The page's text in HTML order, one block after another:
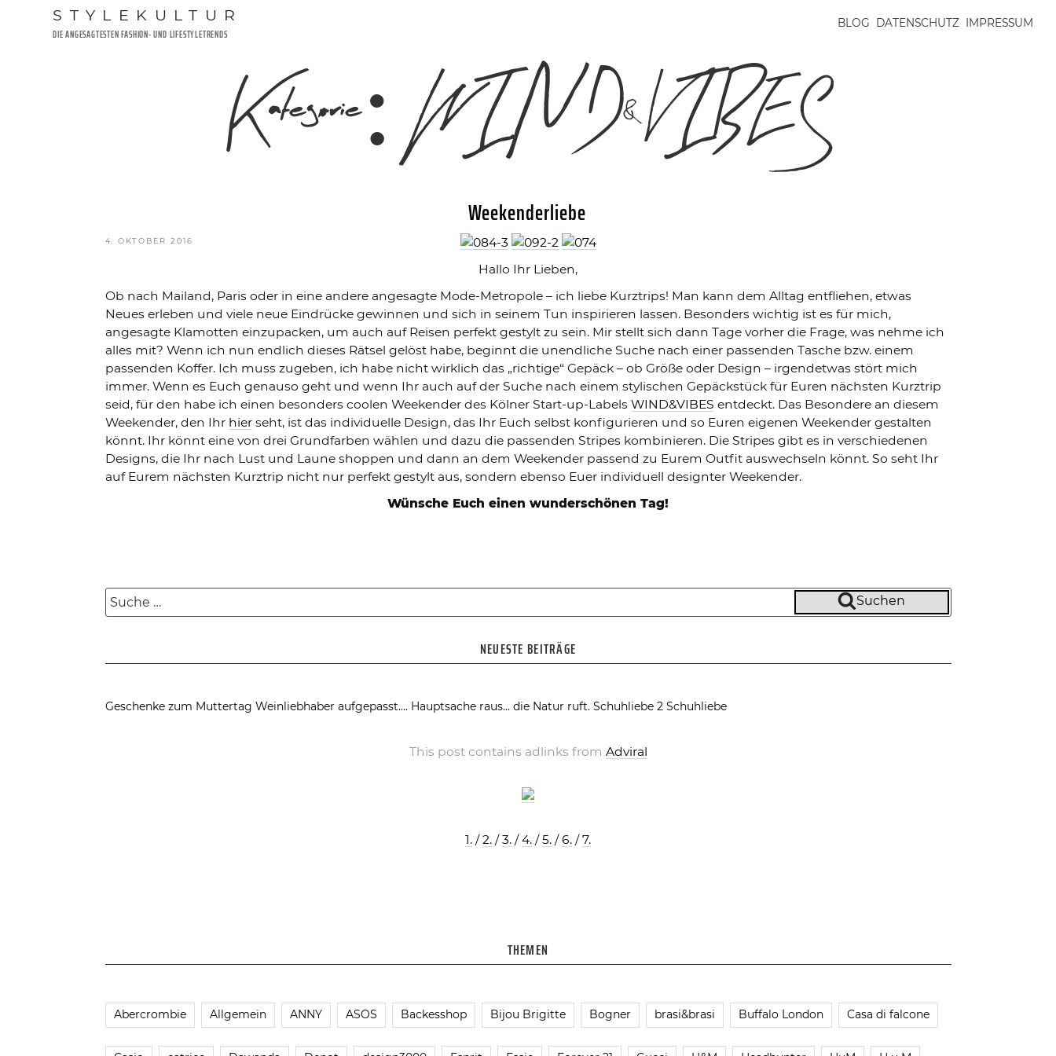
STYLEKULTUR
DIE ANGESAGTESTEN FASHION- UND LIFESTYLETRENDS
BLOG DATENSCHUTZ IMPRESSUM
Kategorie: WIND&VIBES
VERÖFFENTLICHT
4. OKTOBER 2016
Weekenderliebe
Hallo Ihr Lieben,
Ob nach Mailand, Paris oder in eine andere angesagte Mode-Metropole – ich liebe Kurztrips! Man kann dem Alltag entfliehen, etwas
Neues erleben und viele neue Eindrücke gewinnen und sich in seinem Tun inspirieren lassen. Besonders wichtig ist es für mich,
angesagte Klamotten einzupacken, um auch auf Reisen perfekt gestylt zu sein. Mir stellt sich dann Tage vorher die Frage, was nehme ich
alles mit? Wenn ich nun endlich dieses Rätsel gelöst habe, beginnt die unendliche Suche nach einer passenden Tasche bzw. einem
passenden Koffer. Ich muss zugeben, ich habe nicht wirklich das „richtige“ Gepäck – ob Größe oder Design – irgendetwas stört mich
immer. Wenn es Euch genauso geht und wenn Ihr auch auf der Suche nach einem stylischen Gepäckstück für Euren nächsten Kurztrip
seid, für den habe ich einen besonders coolen Weekender des Kölner Start-up-Labels WIND&VIBES entdeckt. Das Besondere an diesem
Weekender, den Ihr hierseht, ist das individuelle Design, das Ihr Euch selbst konfigurieren und so Euren eigenen Weekender gestalten
könnt. Ihr könnt eine von drei Grundfarben wählen und dazu die passenden Stripes kombinieren. Die Stripes gibt es in verschiedenen
Designs, die Ihr nach Lust und Laune shoppen und dann an dem Weekender passend zu Eurem Outfit auswechseln könnt. So seht Ihr
auf Eurem nächsten Kurztrip nicht nur perfekt gestylt aus, sondern ebenso Euer individuell designter Weekender.
Wünsche Euch einen wunderschönen Tag!
Suche
nach:
Suchen
NEUESTE BEITRÄGE
Geschenke zum Muttertag Weinliebhaber aufgepasst…. Hauptsache raus… die Natur ruft. Schuhliebe 2 Schuhliebe
This post contains adlinks from Adviral
1. /2. /3. /4. /5. /6. /7.
THEMEN
Abercrombie Allgemein ANNY ASOS Backesshop Bijou Brigitte Bogner brasi&brasi Buffalo London Casa di falcone